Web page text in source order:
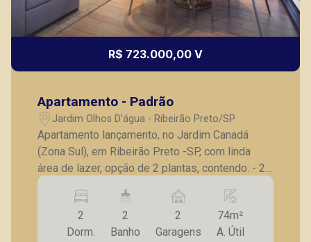
R$ 723.000,00 V
Apartamento - Padrão
Jardim Olhos D'água - Ribeirão Preto/SP
Apartamento lançamento, no Jardim Canadá
(Zona Sul), em Ribeirão Preto -SP, com linda
área de lazer, opção de 2 plantas, contendo: - 2
dormitórios, sendo 1 suíte; - Sala 2 ambientes; -
Banheiro social; - Cozinha; - Lavanderia; -
Varanda gourmet; - Laje técnica; - 2 vagas de
garagem. - Fotos do decorado. * Entrega
2
Dorm.
2
Banho
2
Garagens
74m²
A. Útil